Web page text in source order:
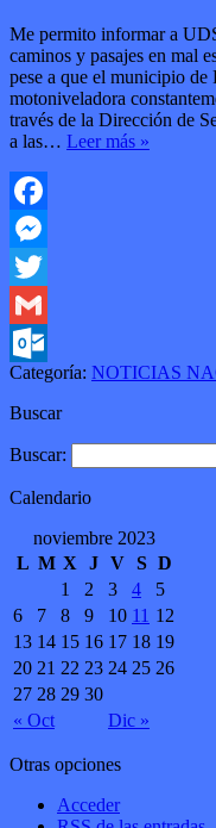
Me permito informar a
caminos y pasajes en mal
pese a que el municipio
motoniveladora
través de la Dirección de
a las… Leer más »
Facebook
Messenger
Twitter
Gmail
Outlook.com
Categoría: NOTICIAS
Buscar
Buscar:
Calendario
noviembre 2023
L M X J V S D
« Oct Dic »
1 2 3 4
5
6
7 8 9 10 11 12
13 14 15 16 17 18 19
20 21 22 23 24 25 26
27 28 29 30
Otras opciones
Acceder